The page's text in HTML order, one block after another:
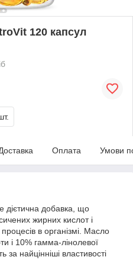
120 капсул
Оплата Умови
дієтична добавка, що
жирних кислот і
в організмі. Масло
і 10% гамма-лінолевої
за найцінніші властивості